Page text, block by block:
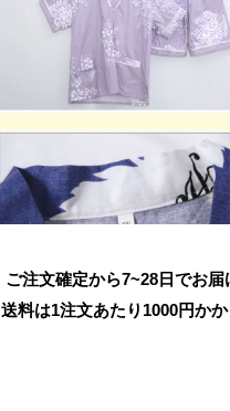
ご注文確定から7~28日でお届
送料は1注文あたり 1000円か